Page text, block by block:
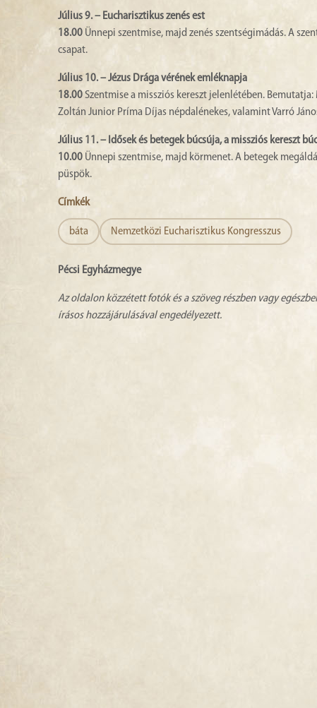
Július 9. – Eucharisztikus zenés est
18.00 Ünnepi szentmise, majd zenés szentségimádás. A
csapat.
Július 10. – Jézus Drága vérének emléknapja
18.00Szentmise a missziós kereszt jelenlétében.
Zoltán Junior Príma Díjas népdalénekes, valamint Varró
Július 11. – Idősek és betegek búcsúja, a missziós kereszt
10.00 Ünnepi szentmise, majd körmenet. A betegek
püspök.
Címkék
báta Nemzetközi Eucharisztikus Kongresszus
Pécsi Egyházmegye
Az oldalon közzétett fotók és a szöveg részben vagy
írásos hozzájárulásával engedélyezett.